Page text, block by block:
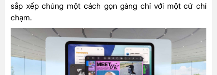
sắp xếp chúng một cách gọn gàng chỉ với một cử chỉ
chạm.